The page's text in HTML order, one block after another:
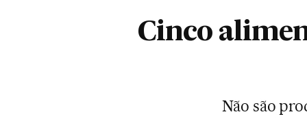
Cinco
Não são